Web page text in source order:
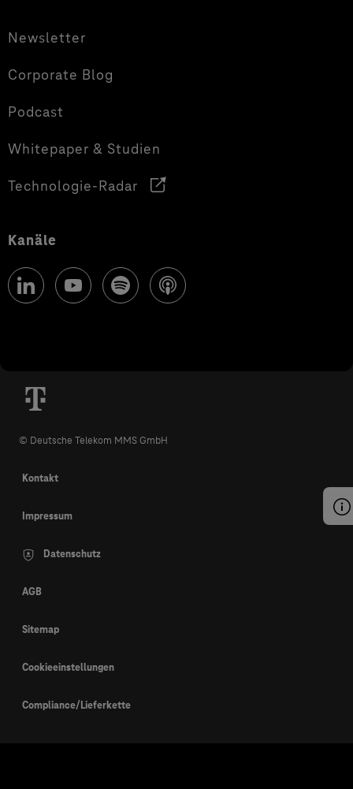
Newsletter
Corporate Blog
Podcast
Whitepaper & Studien
Technologie-Radar
Kanäle
© Deutsche Telekom MMS GmbH
Kontakt
Impressum
Datenschutz
AGB
Sitemap
Cookieeinstellungen
Compliance/Lieferkette